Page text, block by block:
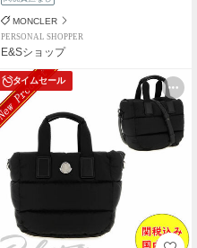
MONCLER
PERSONAL SHOPPER
E&Sショップ
タイムセール